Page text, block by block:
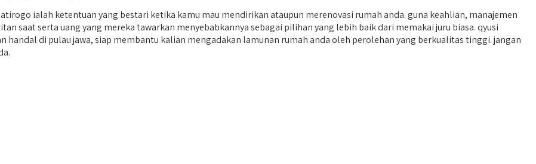
ialah ketentuan yang bestari ketika kamu mau mendirikan ataupun merenovasi rumah anda. guna keahlian, manajemen
saat serta uang yang mereka tawarkan menyebabkannya sebagai pilihan yang lebih baik dari memakai juru biasa. qyusi
handal di pulau jawa, siap membantu kalian mengadakan lamunan rumah anda oleh perolehan yang berkualitas tinggi. jangan